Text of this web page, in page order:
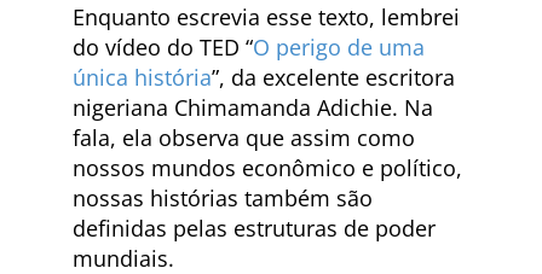
Enquanto escrevia esse texto, lembrei
do vídeo do TED “O perigo de uma
única história”, da excelente escritora
nigeriana Chimamanda Adichie. Na
fala, ela observa que assim como
nossos mundos econômico e político,
nossas histórias também são
definidas pelas estruturas de poder
mundiais.